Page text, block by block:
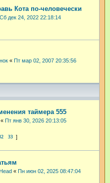
Кота по-человечески
Сб дек 24, 2022 22:18:14
« Пт мар 02, 2007 20:35:56
таймера 555
« Пт янв 30, 2026 20:13:05
33
« Пн июн 02, 2025 08:47:04